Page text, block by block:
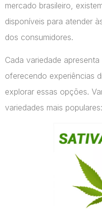
mercado brasileiro,
disponíveis para atender
dos consumidores.
Cada variedade
oferecendo experiências
explorar essas opções.
variedades mais populares: